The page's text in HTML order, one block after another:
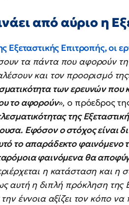
από αύριο η
Εξεταστικής Επιτροπής, οι
τα πάντα που αφορούν τη
και τον προορισμό της
των ερευνών που
το αφορούν», ο πρόεδρος
της
Εφόσον ο στόχος είναι
το απαράδεκτο
φαινόμενα θα
η κατάσταση και η
αυτή η διπλή πρόκληση της
έννοια αξίζει τον κόπο